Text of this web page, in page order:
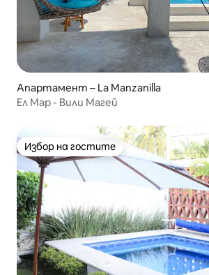
Апартамент – La Manzanilla
Ел Мар - Вили Магей
Избор на гостите
Избор на гостите